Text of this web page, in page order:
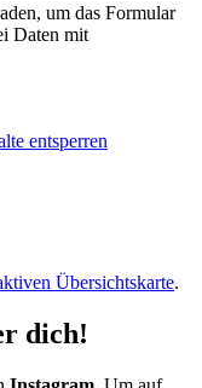
um das Formular
Daten mit
entsperren
Übersichtskarte.
dich!